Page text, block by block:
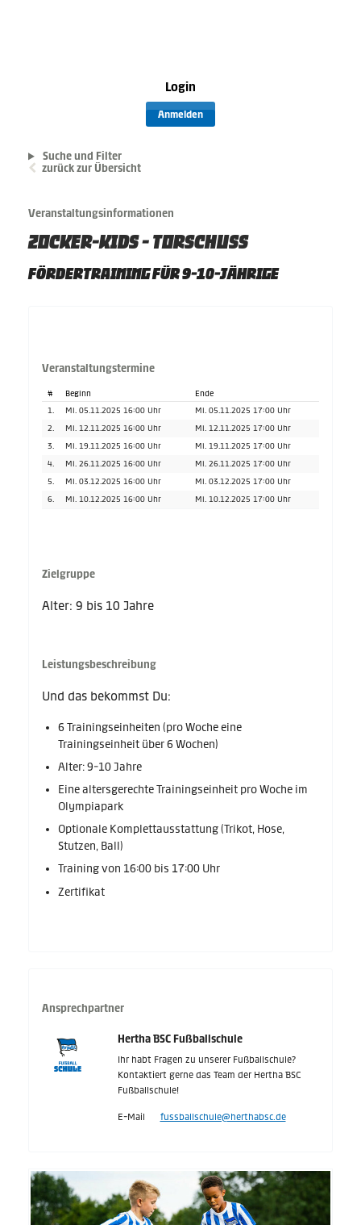
Login
Anmelden
Suche und Filter
zurück zur Übersicht
Veranstaltungsinformationen
ZOCKER-KIDS - TORSCHUSS
FÖRDERTRAINING FÜR 9-10-JÄHRIGE
Veranstaltungstermine
# Beginn
Ende
1.
Mi. 05.11.2025 16:00 Uhr
Mi. 05.11.2025 17:00 Uhr
2.
Mi. 12.11.2025 16:00 Uhr
Mi. 12.11.2025 17:00 Uhr
3.
Mi. 19.11.2025 16:00 Uhr
Mi. 19.11.2025 17:00 Uhr
4.
Mi. 26.11.2025 16:00 Uhr
Mi. 26.11.2025 17:00 Uhr
5.
Mi. 03.12.2025 16:00 Uhr
Mi. 03.12.2025 17:00 Uhr
6.
Mi. 10.12.2025 16:00 Uhr Mi. 10.12.2025 17:00 Uhr
Zielgruppe
Alter: 9 bis 10 Jahre
Leistungsbeschreibung
Und das bekommst Du:
6 Trainingseinheiten (pro Woche eine
Trainingseinheit über 6 Wochen)
Alter: 9-10 Jahre
Eine altersgerechte Trainingseinheit pro Woche im
Olympiapark
Optionale Komplettausstattung (Trikot, Hose,
Stutzen, Ball)
Training von 16:00 bis 17:00 Uhr
Zertifikat
Ansprechpartner
Hertha BSC Fußballschule
Ihr habt Fragen zu unserer Fußballschule?
Kontaktiert gerne das Team der Hertha BSC
Fußballschule!
E-Mail fussballschule@herthabsc.de